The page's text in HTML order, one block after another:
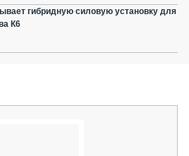
гибридную силовую установку для
К6